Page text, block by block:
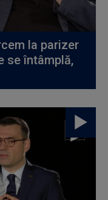
la parizer
se întâmplă,